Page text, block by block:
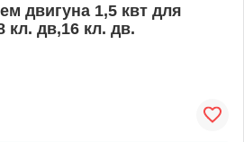
двигуна 1,5 квт для
кл. дв,16 кл. дв.